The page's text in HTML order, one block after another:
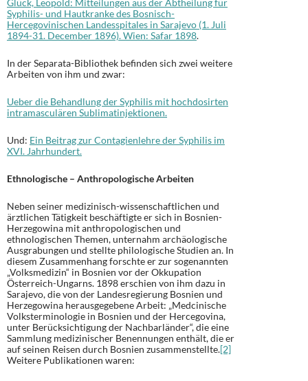
Glück, Leopold: Mitteilungen aus der Abtheilung für
Syphilis- und Hautkranke des Bosnisch-
Hercegovinischen Landesspitales in Sarajevo (1. Juli
1894-31. December 1896). Wien: Safar 1898.
In der Separata-Bibliothek befinden sich zwei weitere
Arbeiten von ihm und zwar:
Ueber die Behandlung der Syphilis mit hochdosirten
intramasculären Sublimatinjektionen.
Und: Ein Beitrag zur Contagienlehre der Syphilis im
XVI. Jahrhundert.
Ethnologische – Anthropologische Arbeiten
Neben seiner medizinisch-wissenschaftlichen und
ärztlichen Tätigkeit beschäftigte er sich in Bosnien-
Herzegowina mit anthropologischen und
ethnologischen Themen, unternahm archäologische
Ausgrabungen und stellte philologische Studien an. In
diesem Zusammenhang forschte er zur sogenannten
„Volksmedizin“ in Bosnien vor der Okkupation
Österreich-Ungarns. 1898 erschien von ihm dazu in
Sarajevo, die von der Landesregierung Bosnien und
Herzegowina herausgegebene Arbeit: „Medcinische
Volksterminologie in Bosnien und der Hercegovina,
unter Berücksichtigung der Nachbarländer“, die eine
Sammlung medizinischer Benennungen enthält, die er
auf seinen Reisen durch Bosnien zusammenstellte.[2]
Weitere Publikationen waren: